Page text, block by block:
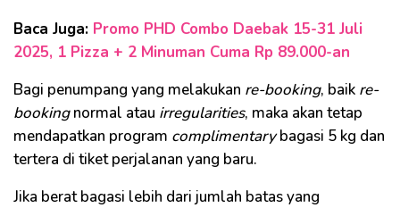
Baca Juga: Promo PHD Combo Daebak 15-31 Juli
2025, 1 Pizza + 2 Minuman Cuma Rp 89.000-an
Bagi penumpang yang melakukan re-booking, baik re-
bookingnormal atau irregularities, maka akan tetap
mendapatkan program complimentarybagasi 5 kg dan
tertera di tiket perjalanan yang baru.
Jika berat bagasi lebih dari jumlah batas yang